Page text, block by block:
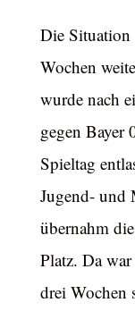
Die Situation
Wochen
wurde nach
gegen Bayer
Spieltag
Jugend- und
übernahm
Platz. Da
drei Wochen